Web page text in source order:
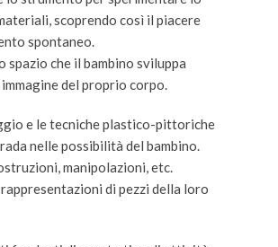
scoprendo così il piacere
spontaneo.
spazio che il bambino sviluppa
del proprio corpo.
e le tecniche plastico-pittoriche
nelle possibilità del bambino.
manipolazioni, etc.
di pezzi della loro